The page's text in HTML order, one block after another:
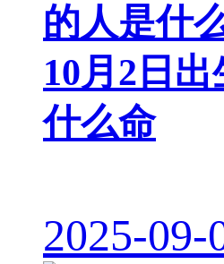
的人是什
10月2日
什么命
2025-09-